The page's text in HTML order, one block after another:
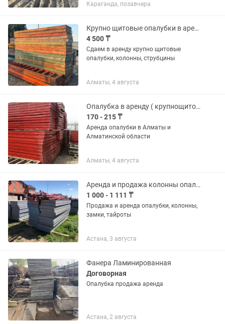
строительных материалов для
Караганда, позавчера
Крупно щитовые опалубки в аренду
4 500 ₸
Сдаем в аренду крупно щитовые
опалубки, колонны, струбцины
Алматы, 4 августа
Опалубка в аренду ( крупнощитовая и мелкощитовая )
170 - 215 ₸
Аренда опалубки в Алматы и
Алматинской области
Алматы, 4 августа
Аренда и продажа колонны опалубка тайроты
1 000 - 1 111 ₸
Продажа и аренда опалубки, колонны,
замки, тайроты
Астана, 3 августа
Фанера Ламинированная
Договорная
Опалубка продажа аренда
Астана, 2 августа